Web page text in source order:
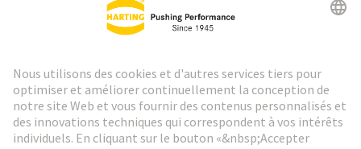
production et de fabrication sur différents sites,
Senvion est présent dans le monde entier.
repousser les limites du possible dans le secteur des
énergies renouvelables.
Senvion